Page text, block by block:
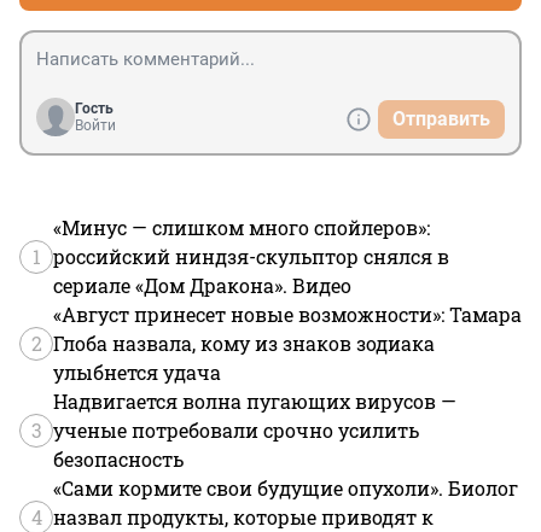
Гость
Войти
Отправить
1
«Минус — слишком много спойлеров»:
российский ниндзя-скульптор снялся в
сериале «Дом Дракона». Видео
2
«Август принесет новые возможности»: Тамара
Глоба назвала, кому из знаков зодиака
улыбнется удача
3
Надвигается волна пугающих вирусов —
ученые потребовали срочно усилить
безопасность
4
«Сами кормите свои будущие опухоли». Биолог
назвал продукты, которые приводят к